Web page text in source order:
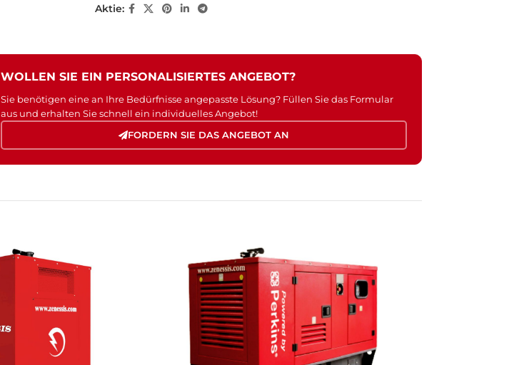
Aktie:
WOLLEN SIE EIN PERSONALISIERTES ANGEBOT?
Sie benötigen eine an Ihre Bedürfnisse angepasste Lösung? Füllen Sie das Formular
aus und erhalten Sie schnell ein individuelles Angebot!
FORDERN SIE DAS ANGEBOT AN